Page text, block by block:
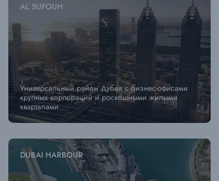
AL SUFOUH
Универсальный район Дубая с бизнес-офисами
крупных корпораций и роскошными жилыми
кварталами
DUBAI HARBOUR